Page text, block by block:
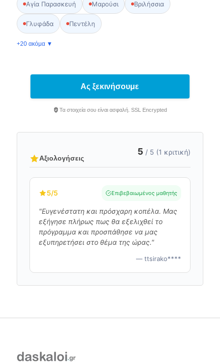
Αγία Παρασκευή Μαρούσι Βριλήσσια
Γλυφάδα Πεντέλη
+20 ακόμα ▼
Ας ξεκινήσουμε
Τα στοιχεία σου είναι ασφαλή. SSL Encrypted
Αξιολογήσεις
5 / 5 (1 κριτική)
5/5 Επιβεβαιωμένος μαθητής
"Ευγενέστατη και πρόσχαρη κοπέλα. Μας
εξήγησε πλήρως πως θα εξελιχθεί το
πρόγραμμα και προσπάθησε να μας
εξυπηρετήσει στο θέμα της ώρας."
— ttsirako****